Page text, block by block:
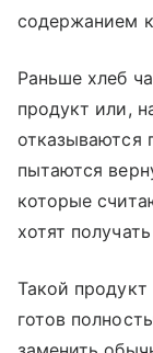
содержанием
Раньше хлеб
продукт или,
отказываются
пытаются
которые
хотят
Такой
готов